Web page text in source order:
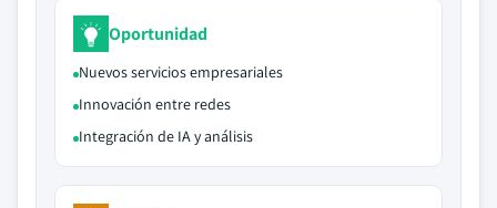
Oportunidad
Nuevos servicios empresariales
Innovación entre redes
Integración de IA y análisis